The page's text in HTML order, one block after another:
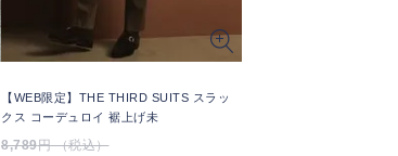
【WEB限定】THE THIRD SUITS スラッ
クス コーデュロイ 裾上げ未
8,789円 （税込）